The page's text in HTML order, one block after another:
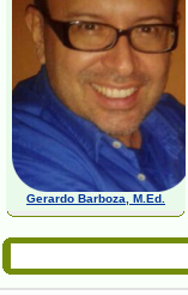
Gerardo Barboza, M.Ed.